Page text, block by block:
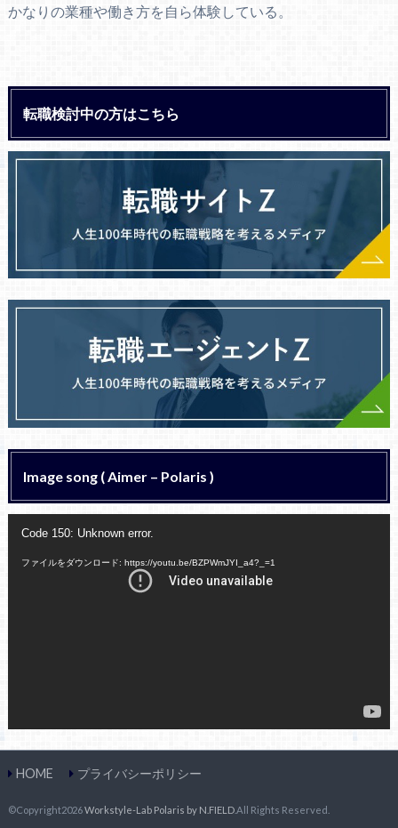
かなりの業種や働き方を自ら体験している。
転職検討中の方はこちら
Image song ( Aimer – Polaris )
Code 150: Unknown error.
ファイルをダウンロード: https://youtu.be/BZPWmJYI_a4?_=1
HOME プライバシーポリシー
©Copyright2026Workstyle-Lab Polaris by N.FIELD.All Rights Reserved.